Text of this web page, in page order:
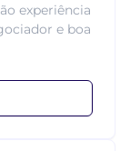
experiência
e boa